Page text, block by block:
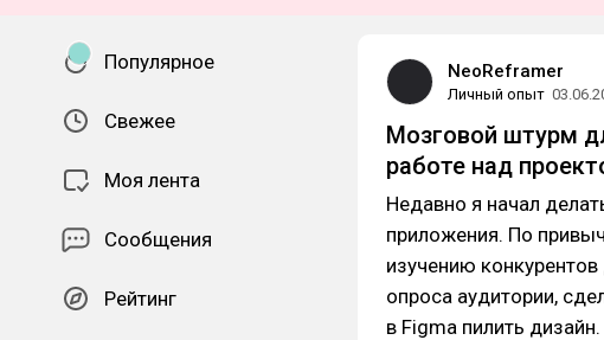
Популярное
Свежее
Моя лента
Сообщения
Рейтинг
NeoReframer
Личный опыт
Мозговой штурм
работе над
Недавно я начал
приложения. По
изучению
опроса аудитории,
в Figma пилить